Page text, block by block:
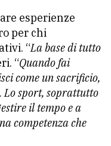
esperienze
per chi
“La base di tutto
“Quando fai
come un sacrificio,
. Lo sport, soprattutto
il tempo e a
competenza che